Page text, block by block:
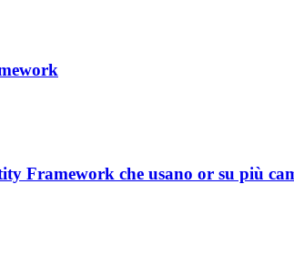
Framework che usano or su più